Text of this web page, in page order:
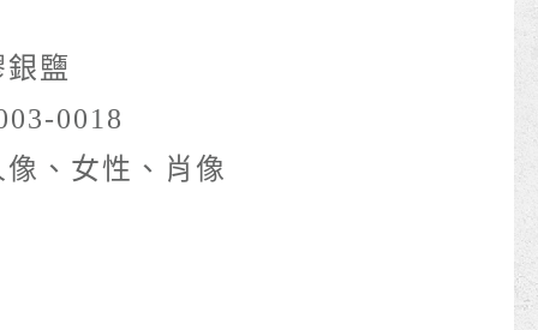
銀鹽
0018
、女性、肖像